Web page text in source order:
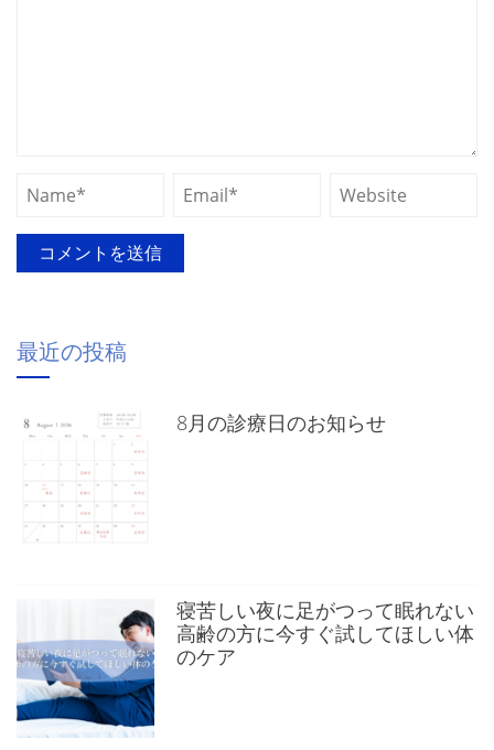
最近の投稿
8月の診療日のお知らせ
寝苦しい夜に足がつって眠れない
高齢の方に今すぐ試してほしい体
のケア